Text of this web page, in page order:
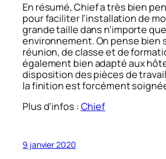
En résumé, Chief a très bien
pour faciliter l’installation de
grande taille dans n’importe
environnement. On pense bien
réunion, de classe et de
également bien adapté aux
disposition des pièces de
la finition est forcément
Plus d’infos :Chief
9 janvier 2020